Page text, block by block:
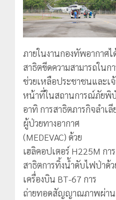
ภายในงานกองทัพอากาศไ
สาธิตขีดความสามารถในก
ช่วยเหลือประชาชนและเ
หน้าที่ในสถานการณ์ภัยพิ
อาทิ การสาธิตภารกิจลำเลี
ผู้ป่วยทางอากาศ
(MEDEVAC) ด้วย
เฮลิคอปเตอร์ H225M การ
สาธิตการทิ้งน้ำดับไฟป่าด้ว
เครื่องบิน BT-67 การ
ถ่ายทอดสัญญาณภาพผ่าน